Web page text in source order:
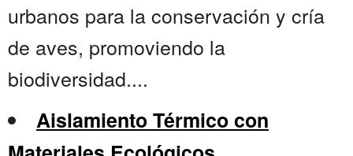
urbanos para la conservación y cría
de aves, promoviendo la
biodiversidad....
Aislamiento Térmico con